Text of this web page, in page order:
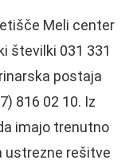
Meli center
številki 031 331
postaja
816 02 10. Iz
imajo trenutno
ustrezne rešitve